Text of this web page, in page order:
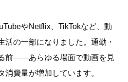
やNetflix、TikTokなど、動
活の一部になりました。通勤・
前――あらゆる場面で動画を見
消費量が増加しています。